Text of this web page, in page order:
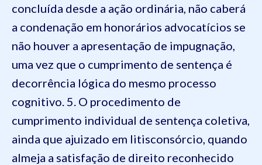
concluída desde a ação ordinária, não caberá
a condenação em honorários advocatícios se
não houver a apresentação de impugnação,
uma vez que o cumprimento de sentença é
decorrência lógica do mesmo processo
cognitivo. 5. O procedimento de
cumprimento individual de sentença coletiva,
ainda que ajuizado em litisconsórcio, quando
almeja a satisfação de direito reconhecido